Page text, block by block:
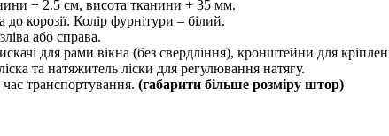
+ 2.5 см, висота тканини + 35 мм.
корозії. Колір фурнітури – білий.
або справа.
для рами вікна (без свердління), кронштейни для
та натяжитель ліски для регулювання натягу.
транспортування. (габарити більше розміру штор)